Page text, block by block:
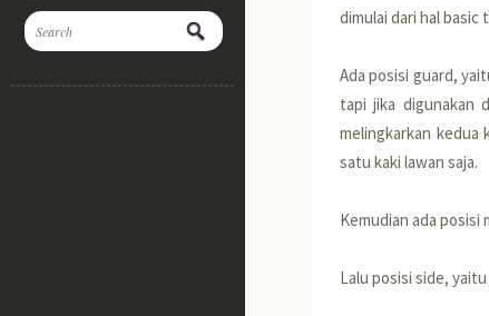
dimulai dari hal basic
Ada posisi guard,
tapi jika digunakan
melingkarkan kedua
satu kaki lawan saja.
Kemudian ada
Lalu posisi side,